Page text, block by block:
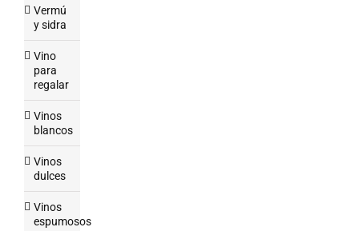
Vermú
y sidra
Vino
para
regalar
Vinos
blancos
Vinos
dulces
Vinos
espumosos